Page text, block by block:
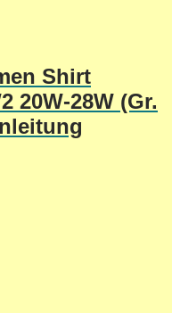
Shirt
20W-28W (Gr.